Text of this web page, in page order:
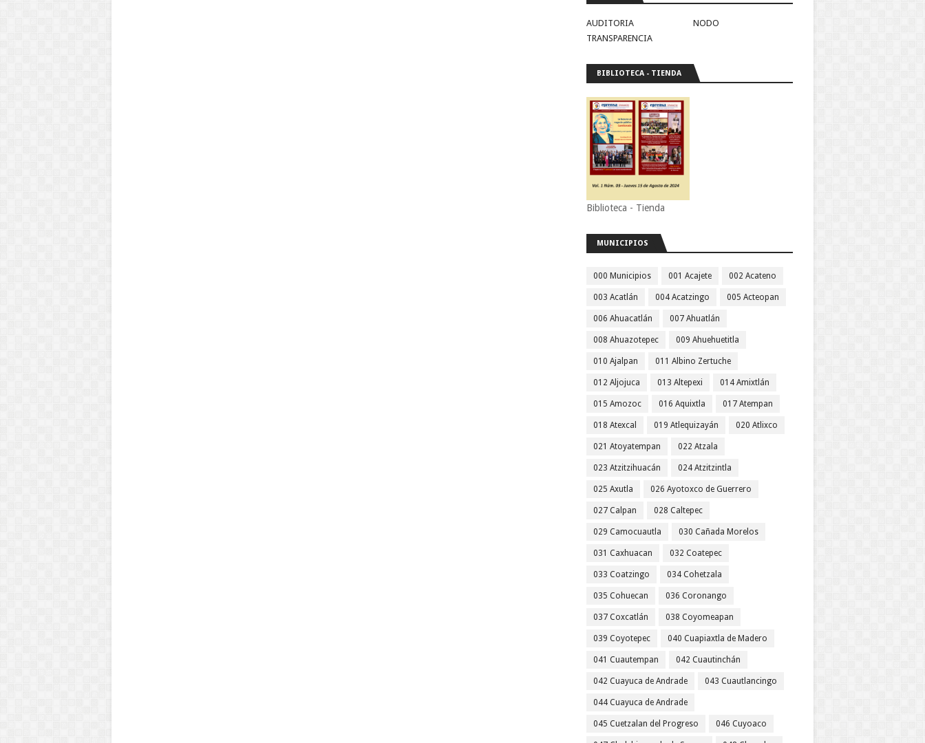
AUDITORIA
NODO
TRANSPARENCIA
BIBLIOTECA - TIENDA
Biblioteca - Tienda
MUNICIPIOS
000 Municipios 001 Acajete 002 Acateno
003 Acatlán 004 Acatzingo 005 Acteopan
006 Ahuacatlán 007 Ahuatlán
008 Ahuazotepec 009 Ahuehuetitla
010 Ajalpan 011 Albino Zertuche
012 Aljojuca 013 Altepexi 014 Amixtlán
015 Amozoc 016 Aquixtla 017 Atempan
018 Atexcal 019 Atlequizayán 020 Atlixco
021 Atoyatempan 022 Atzala
023 Atzitzihuacán 024 Atzitzintla
025 Axutla 026 Ayotoxco de Guerrero
027 Calpan 028 Caltepec
029 Camocuautla 030 Cañada Morelos
031 Caxhuacan 032 Coatepec
033 Coatzingo 034 Cohetzala
035 Cohuecan 036 Coronango
037 Coxcatlán 038 Coyomeapan
039 Coyotepec 040 Cuapiaxtla de Madero
041 Cuautempan 042 Cuautinchán
042 Cuayuca de Andrade 043 Cuautlancingo
044 Cuayuca de Andrade
045 Cuetzalan del Progreso 046 Cuyoaco